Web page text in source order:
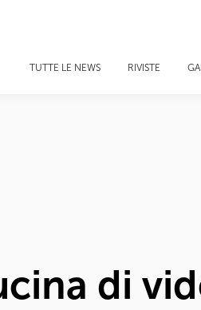
TUTTE LE NEWS RIVISTE
di